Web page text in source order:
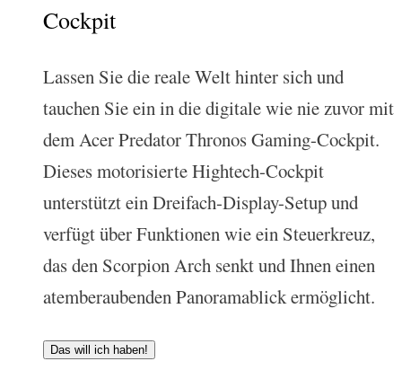
Cockpit
Lassen Sie die reale Welt hinter sich und
tauchen Sie ein in die digitale wie nie zuvor mit
dem Acer Predator Thronos Gaming-Cockpit.
Dieses motorisierte Hightech-Cockpit
unterstützt ein Dreifach-Display-Setup und
verfügt über Funktionen wie ein Steuerkreuz,
das den Scorpion Arch senkt und Ihnen einen
atemberaubenden Panoramablick ermöglicht.
Das will ich haben!